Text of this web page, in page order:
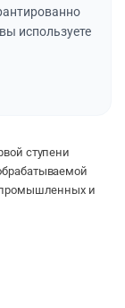
используете
ступени
промышленных и